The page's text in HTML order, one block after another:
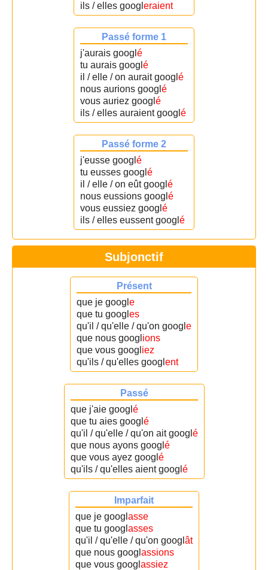
ils / elles googl eraient
Passé forme 1
j'aurais googl é
tu aurais googl é
il / elle / on aurait googl é
nous aurions googl é
vous auriez googl é
ils / elles auraient googl é
Passé forme 2
j'eusse googl é
tu eusses googl é
il / elle / on eût googl é
nous eussions googl é
vous eussiez googl é
ils / elles eussent googl é
Subjonctif
Présent
que je googl e
que tu googl es
qu'il / qu'elle / qu'on googl e
que nous googl ions
que vous googl iez
qu'ils / qu'elles googl ent
Passé
que j'aie googl é
que tu aies googl é
qu'il / qu'elle / qu'on ait googl é
que nous ayons googl é
que vous ayez googl é
qu'ils / qu'elles aient googl é
Imparfait
que je googl asse
que tu googl asses
qu'il / qu'elle / qu'on googl ât
que nous googl assions
que vous googl assiez